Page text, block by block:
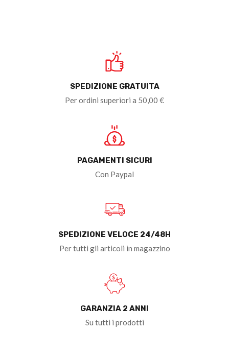
SPEDIZIONE GRATUITA
Per ordini superiori a 50,00 €
PAGAMENTI SICURI
Con Paypal
SPEDIZIONE VELOCE 24/48H
Per tutti gli articoli in magazzino
GARANZIA 2 ANNI
Su tutti i prodotti